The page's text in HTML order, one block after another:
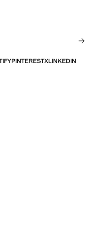
PINTERESTXLINKEDIN